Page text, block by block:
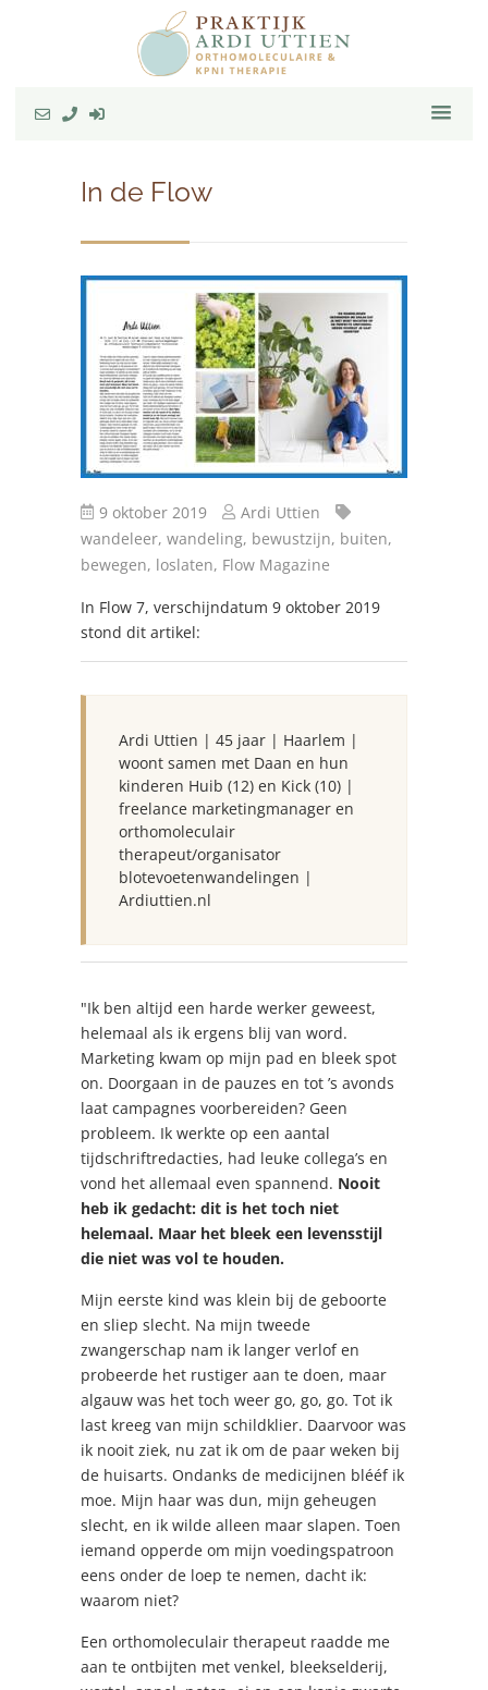
In de Flow
9 oktober 2019
Ardi Uttien
wandeleer, wandeling, bewustzijn, buiten,
bewegen, loslaten, Flow Magazine
In Flow 7, verschijndatum 9 oktober 2019
stond dit artikel:
Ardi Uttien | 45 jaar | Haarlem |
woont samen met Daan en hun
kinderen Huib (12) en Kick (10) |
freelance marketingmanager en
orthomoleculair
therapeut/organisator
blotevoetenwandelingen |
Ardiuttien.nl
"Ik ben altijd een harde werker geweest,
helemaal als ik ergens blij van word.
Marketing kwam op mijn pad en bleek spot
on. Doorgaan in de pauzes en tot ’s avonds
laat campagnes voorbereiden? Geen
probleem. Ik werkte op een aantal
tijdschriftredacties, had leuke collega’s en
vond het allemaal even spannend. Nooit
heb ik gedacht: dit is het toch niet
helemaal. Maar het bleek een levensstijl
die niet was vol te houden.
Mijn eerste kind was klein bij de geboorte
en sliep slecht. Na mijn tweede
zwangerschap nam ik langer verlof en
probeerde het rustiger aan te doen, maar
algauw was het toch weer go, go, go. Tot ik
last kreeg van mijn schildklier. Daarvoor was
ik nooit ziek, nu zat ik om de paar weken bij
de huisarts. Ondanks de medicijnen blééf ik
moe. Mijn haar was dun, mijn geheugen
slecht, en ik wilde alleen maar slapen. Toen
iemand opperde om mijn voedingspatroon
eens onder de loep te nemen, dacht ik:
waarom niet?
Een orthomoleculair therapeut raadde me
aan te ontbijten met venkel, bleekselderij,